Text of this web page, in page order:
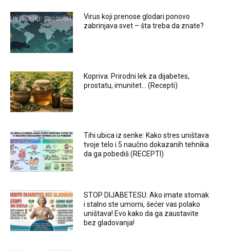
Virus koji prenose glodari ponovo
zabrinjava svet – šta treba da znate?
Kopriva: Prirodni lek za dijabetes,
prostatu, imunitet… (Recepti)
Tihi ubica iz senke: Kako stres uništava
tvoje telo i 5 naučno dokazanih tehnika
da ga pobediš (RECEPTI)
STOP DIJABETESU: Ako imate stomak
i stalno ste umorni, šećer vas polako
uništava! Evo kako da ga zaustavite
bez gladovanja!